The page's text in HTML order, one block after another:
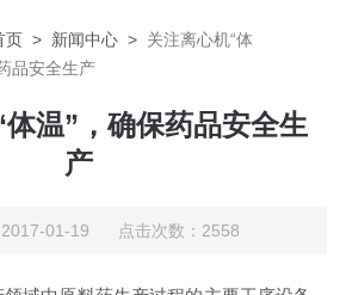
页 > 新闻中心 > 关注离心机“体
安全生产
温”，确保药品安全生
产
：2017-01-19 点击次数：2558